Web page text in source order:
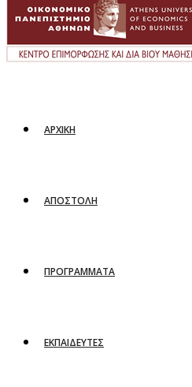
ΑΡΧΙΚΗ
ΑΠΟΣΤΟΛΗ
ΠΡΟΓΡΑΜΜΑΤΑ
ΕΚΠΑΙΔΕΥΤΕΣ